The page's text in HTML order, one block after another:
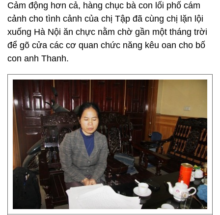
Cảm động hơn cả, hàng chục bà con lối phố cám
cảnh cho tình cảnh của chị Tập đã cùng chị lặn lội
xuống Hà Nội ăn chực nằm chờ gần một tháng trời
để gõ cửa các cơ quan chức năng kêu oan cho bố
con anh Thanh.